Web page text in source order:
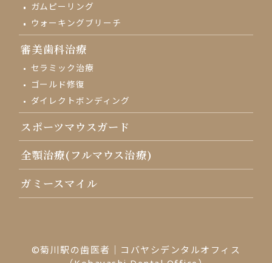
ガムピーリング
ウォーキングブリーチ
審美歯科治療
セラミック治療
ゴールド修復
ダイレクトボンディング
スポーツマウスガード
全顎治療(フルマウス治療)
ガミースマイル
©菊川駅の歯医者｜コバヤシデンタルオフィス